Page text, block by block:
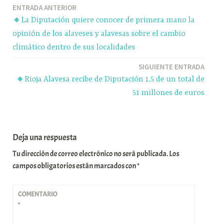
ppm rti
r
Navegación
de
entradas
ENTRADA ANTERIOR
🔸La Diputación quiere conocer de primera mano la
opinión de los alaveses y alavesas sobre el cambio
climático dentro de sus localidades
SIGUIENTE ENTRADA
🔸Rioja Alavesa recibe de Diputación 1,5 de un total de
51 millones de euros
Deja una respuesta
Tu dirección de correo electrónico no será publicada.Los
campos obligatorios están marcados con*
COMENTARIO
*